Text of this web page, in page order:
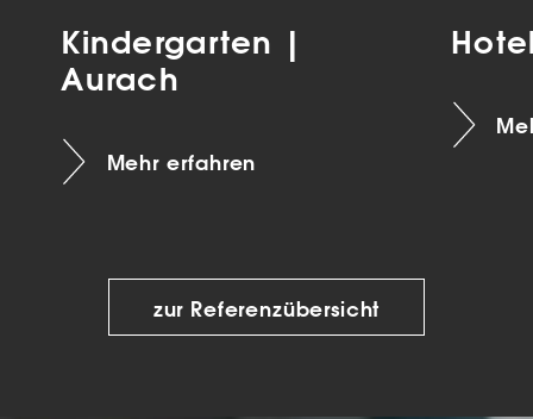
Kindergarten |
Aurach
Mehr erfahren
zur Referenzübersicht